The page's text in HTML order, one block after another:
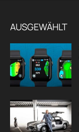
AUSGEWÄHLT